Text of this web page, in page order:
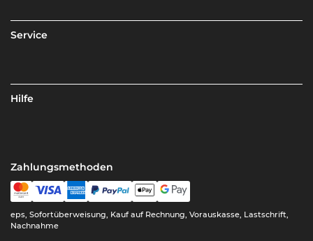
Service
Hilfe
Zahlungsmethoden
eps, Sofortüberweisung, Kauf auf Rechnung, Vorauskasse, Lastschrift,
Nachnahme